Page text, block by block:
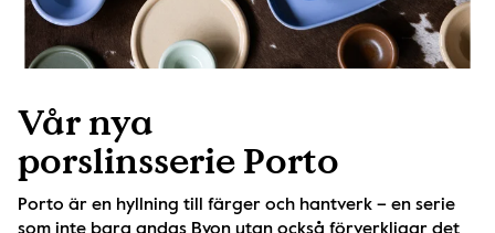
Vår nya
porslinsserie Porto
Porto är en hyllning till färger och hantverk – en serie